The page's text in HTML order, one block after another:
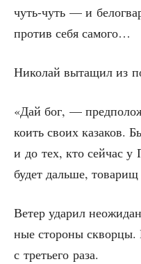
чуть-чуть — и
про­тив себя самого…
Нико­лай выта­щил из
«Дай бог, —
ко­ить сво­их каза­ков.
и до тех, кто сей­час
будет даль­ше, това­рищ
Ветер уда­рил
ные сто­ро­ны сквор­цы.
с тре­тье­го раза.